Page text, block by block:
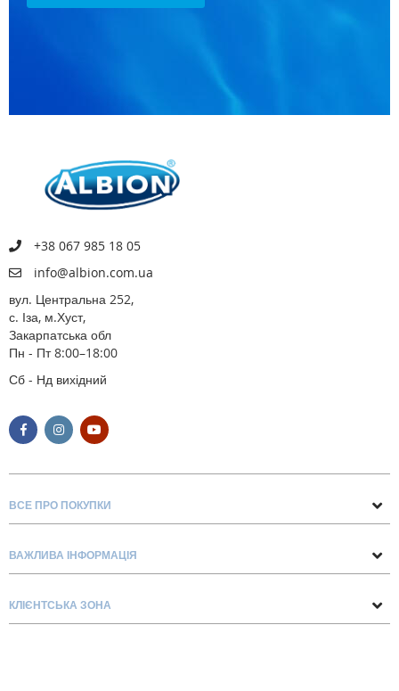
+38 067 985 18 05
info@albion.com.ua
вул. Центральна 252,
с. Іза, м.Хуст,
Закарпатська обл
Пн - Пт 8:00–18:00
Сб - Нд вихідний
ВСЕ ПРО ПОКУПКИ
Про нас
Блог
ВАЖЛИВА ІНФОРМАЦІЯ
Доставка та оплата
КЛІЄНТСЬКА ЗОНА